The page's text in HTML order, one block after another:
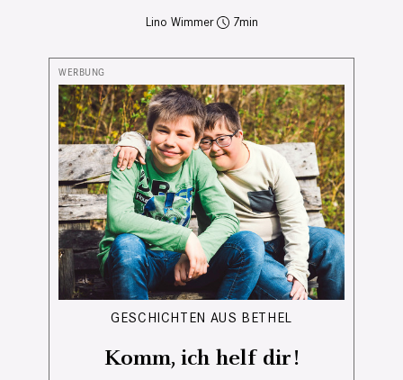
Lino Wimmer 7
GESCHICHTEN AUS BETHEL
Komm, ich helf dir!